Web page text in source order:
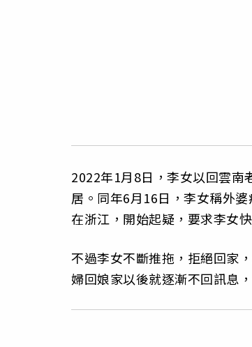
2022年1月8日，李女以回雲南
居。同年6月16日，李女稱外
在浙江，開始起疑，要求李女
不過李女不斷推拖，拒絕回家
婦回娘家以後就逐漸不回訊息